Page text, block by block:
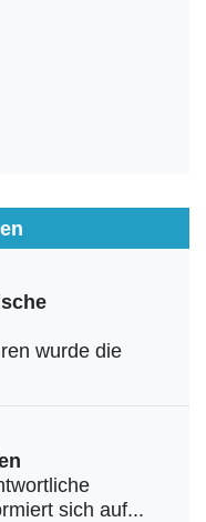
wurde die
sich auf...